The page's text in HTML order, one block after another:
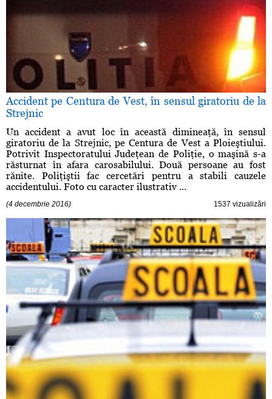
Accident pe Centura de Vest, în sensul giratoriu de la
Strejnic
Un accident a avut loc în această dimineaţă, în sensul
giratoriu de la Strejnic, pe Centura de Vest a Ploieştiului.
Potrivit Inspectoratului Judeţean de Poliţie, o maşină s-a
răsturnat în afara carosabilului. Două persoane au fost
rănite. Poliţiştii fac cercetări pentru a stabili cauzele
accidentului. Foto cu caracter ilustrativ ...
(4 decembrie 2016) 1537 vizualizări